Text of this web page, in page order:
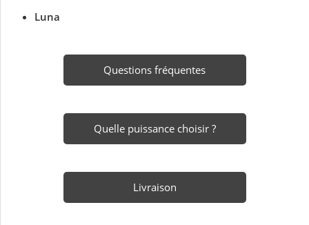
Luna
Questions fréquentes
Quelle puissance choisir ?
Livraison